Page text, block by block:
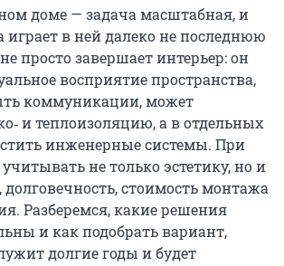
доме — задача масштабная, и
играет в ней далеко не последнюю
просто завершает интерьер: он
восприятие пространства,
коммуникации, может
и теплоизоляцию, а в отдельных
инженерные системы. При
не только эстетику, но и
стоимость монтажа
Разберемся, какие решения
и как подобрать вариант,
долгие годы и будет